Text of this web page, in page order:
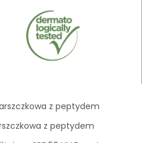
z peptydem
z peptydem